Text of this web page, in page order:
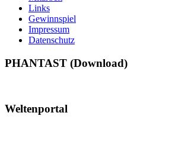
Links
Gewinnspiel
Impressum
Datenschutz
PHANTAST (Download)
Weltenportal